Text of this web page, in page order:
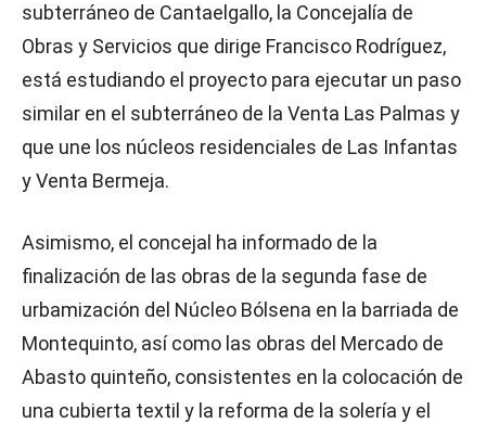
subterráneo de Cantaelgallo, la Concejalía de
Obras y Servicios que dirige Francisco Rodríguez,
está estudiando el proyecto para ejecutar un paso
similar en el subterráneo de la Venta Las Palmas y
que une los núcleos residenciales de Las Infantas
y Venta Bermeja.
Asimismo, el concejal ha informado de la
finalización de las obras de la segunda fase de
urbamización del Núcleo Bólsena en la barriada de
Montequinto, así como las obras del Mercado de
Abasto quinteño, consistentes en la colocación de
una cubierta textil y la reforma de la solería y el